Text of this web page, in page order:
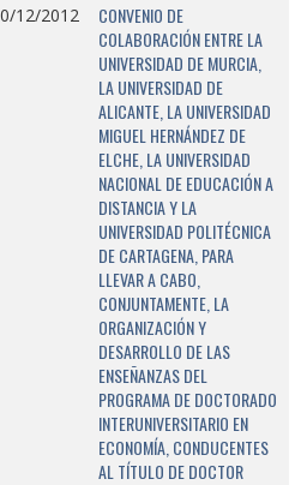
12/2012
CONVENIO DE
COLABORACIÓN ENTRE LA
UNIVERSIDAD DE MURCIA,
LA UNIVERSIDAD DE
ALICANTE, LA UNIVERSIDAD
MIGUEL HERNÁNDEZ DE
ELCHE, LA UNIVERSIDAD
NACIONAL DE EDUCACIÓN A
DISTANCIA Y LA
UNIVERSIDAD POLITÉCNICA
DE CARTAGENA, PARA
LLEVAR A CABO,
CONJUNTAMENTE, LA
ORGANIZACIÓN Y
DESARROLLO DE LAS
ENSEÑANZAS DEL
PROGRAMA DE DOCTORADO
INTERUNIVERSITARIO EN
ECONOMÍA, CONDUCENTES
AL TÍTULO DE DOCTOR